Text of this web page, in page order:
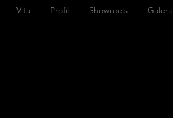
Vita Profil Showreels